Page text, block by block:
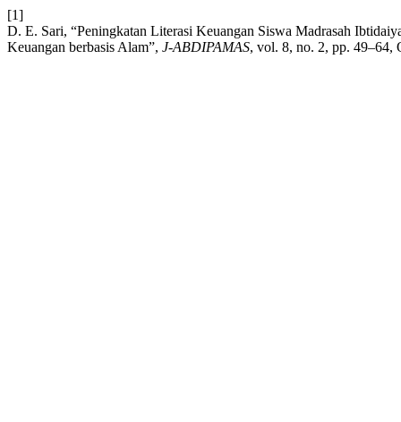
[1]
D. E. Sari, “Peningkatan Literasi Keuangan Siswa Madrasah
Keuangan berbasis Alam”, J-ABDIPAMAS, vol. 8, no. 2, pp. 49–64,